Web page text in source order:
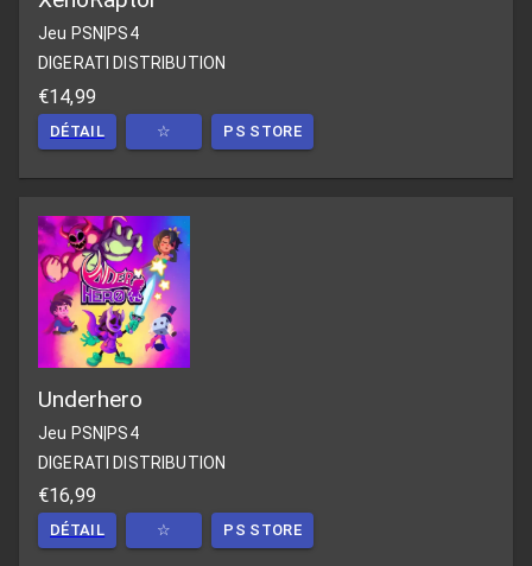
Jeu PSN PS4
DIGERATI DISTRIBUTION
€14,99
DÉTAIL ☆ PS STORE
Underhero
Jeu PSN PS4
DIGERATI DISTRIBUTION
€16,99
DÉTAIL ☆ PS STORE